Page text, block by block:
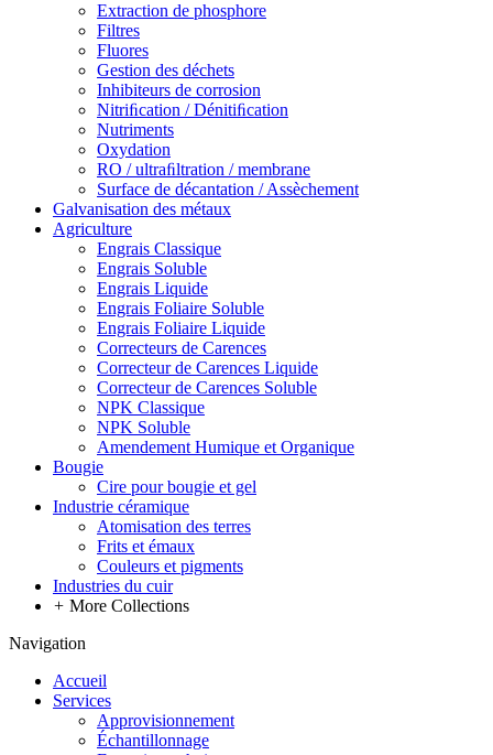
Extraction de phosphore
Filtres
Fluores
Gestion des déchets
Inhibiteurs de corrosion
Nitriﬁcation / Dénitiﬁcation
Nutriments
Oxydation
RO / ultraﬁltration / membrane
Surface de décantation / Assèchement
Galvanisation des métaux
Agriculture
Engrais Classique
Engrais Soluble
Engrais Liquide
Engrais Foliaire Soluble
Engrais Foliaire Liquide
Correcteurs de Carences
Correcteur de Carences Liquide
Correcteur de Carences Soluble
NPK Classique
NPK Soluble
Amendement Humique et Organique
Bougie
Cire pour bougie et gel
Industrie céramique
Atomisation des terres
Frits et émaux
Couleurs et pigments
Industries du cuir
+ More Collections
Navigation
Accueil
Services
Approvisionnement
Échantillonnage